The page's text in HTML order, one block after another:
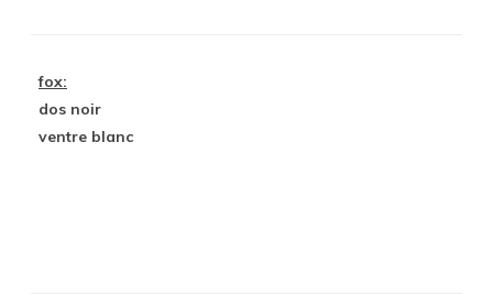
fox:
dos noir
ventre blanc